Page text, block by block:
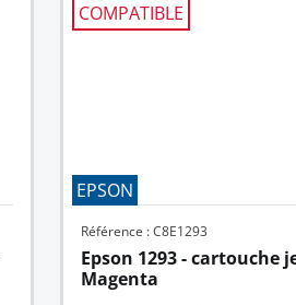
EPSON
COMPATIBLE
Référence : C8E1293
Epson 1293 - cartouche
Magenta